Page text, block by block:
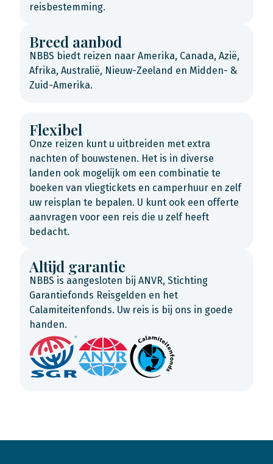
reisbestemming.
Breed aanbod
NBBS biedt reizen naar Amerika, Canada, Azië,
Afrika, Australië, Nieuw-Zeeland en Midden- &
Zuid-Amerika.
Flexibel
Onze reizen kunt u uitbreiden met extra
nachten of bouwstenen. Het is in diverse
landen ook mogelijk om een combinatie te
boeken van vliegtickets en camperhuur en zelf
uw reisplan te bepalen. U kunt ook een offerte
aanvragen voor een reis die u zelf heeft
bedacht.
Altijd garantie
NBBS is aangesloten bij ANVR, Stichting
Garantiefonds Reisgelden en het
Calamiteitenfonds. Uw reis is bij ons in goede
handen.